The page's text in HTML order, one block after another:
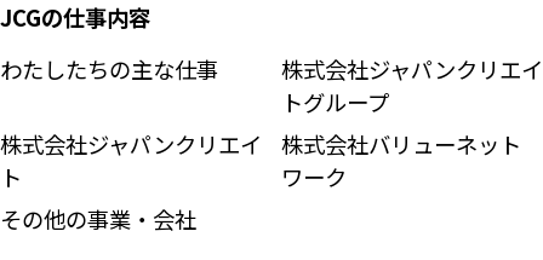
JCGの仕事内容
わたしたちの主な仕事
株式会社ジャパンクリエイ
トグループ
株式会社ジャパンクリエイ
ト
株式会社バリューネット
ワーク
その他の事業・会社